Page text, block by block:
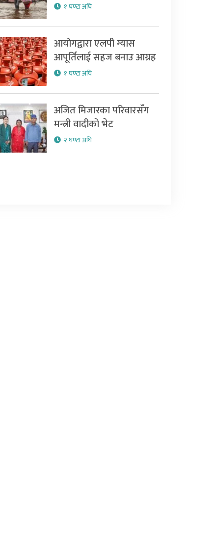
१ घण्टा अघि
आयोगद्वारा एलपी ग्यास
आपूर्तिलाई सहज बनाउ आग्रह
१ घण्टा अघि
अजित मिजारका परिवारसँग
मन्त्री वादीको भेट
२ घण्टा अघि